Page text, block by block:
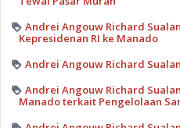
Andrei Angouw Richard
Kepresidenan RI ke Manado
Andrei Angouw Richard
Andrei Angouw Richard
Manado terkait Pengelolaan